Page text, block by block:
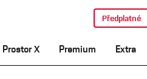
Prostor X Premium Extra
Předplatné